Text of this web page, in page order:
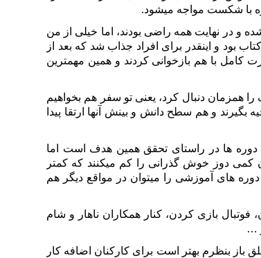
با شکست مواجه میشود.
و در نهایت همه راضی بودند، اما خیلی از من
و اینقدر برای افراد جذاب شد که بعد از
کامل با هم بازخوانی کردند و همین مهمترین
همزمان دنبال کرد، یعنی تو سفر هم بخواهیم
و هم سطح دانش و بینش آنها ارتقا پیدا
ها در راستای تحقق همین هدف است اما
دوز خوش گذرانی را کم میکنند که کمتر
های آموزشی را میتوان در مواقع دیگر هم
ساحل قدم زدن، فوتبال بازی کردن، کنار همکاران ناهار و شام
…
باز بنظرم بهتر است برای کارکنان اضافه کار